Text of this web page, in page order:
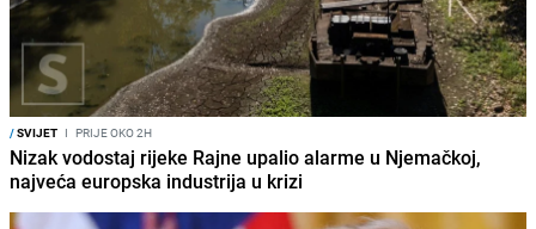
/SVIJET I PRIJE OKO 2H
Nizak vodostaj rijeke Rajne upalio alarme u Njemačkoj,
najveća europska industrija u krizi